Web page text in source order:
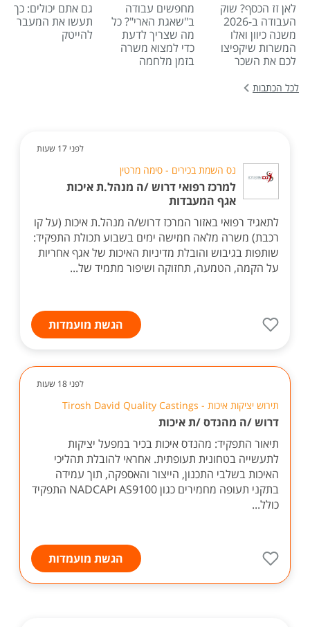
לאן זז הכסף? שוק
העבודה ב-2026
משנה כיוון ואלו
המשרות שיקפיצו
לכם את השכר
מחפשים עבודה
ב"שאגת הארי"? כל
מה שצריך לדעת
כדי למצוא משרה
בזמן מלחמה
גם אתם יכולים: כך
תעשו את המעבר
להייטק
לכל הכתבות
לפני 17 שעות
נס השמת בכירים - סימה מרטין
למרכז רפואי דרוש /ה מנהל.ת איכות
אגף המעבדות
לתאגיד רפואי באזור המרכז דרוש/ה מנהל.ת איכות (על קו
רכבת) משרה מלאה חמישה ימים בשבוע תכולת התפקיד:
שותפות בגיבוש והובלת מדיניות האיכות של אגף אחריות
על הקמה, הטמעה, תחזוקה ושיפור מתמיד של...
הגשת מועמדות
לפני 18 שעות
תירוש יציקות איכות - Tirosh David Quality Castings
דרוש /ה מהנדס /ת איכות
תיאור התפקיד: מהנדס איכות בכיר במפעל יציקות
לתעשייה בטחונית תעופתית. אחראי להובלת תהליכי
האיכות בשלבי התכנון, הייצור והאספקה, תוך עמידה
בתקני תעופה מחמירים כגון AS9100 וNADCAP התפקיד
כולל...
הגשת מועמדות